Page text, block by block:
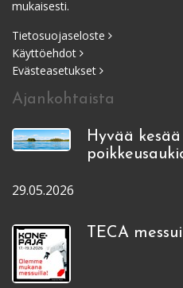
mukaisesti.
Tietosuojaseloste
Käyttöehdot
Evästeasetukset
Ajankohtaista
Hyvää
29.05.2026
TECA